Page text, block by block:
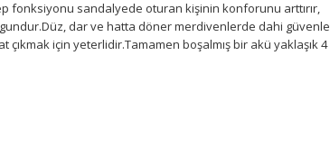
sandalyede oturan kişinin konforunu arttırır,
dar ve hatta döner merdivenlerde dahi güvenle
çıkmak için yeterlidir.Tamamen boşalmış bir akü yaklaşık 4